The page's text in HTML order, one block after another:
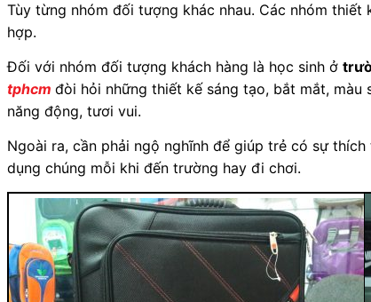
Tùy từng nhóm đối tượng khác nhau. Các nhóm
hợp.
Đối với nhóm đối tượng khách hàng là học sinh ở
tphcm đòi hỏi những thiết kế sáng tạo, bắt mắt,
năng động, tươi vui.
Ngoài ra, cần phải ngộ nghĩnh để giúp trẻ có sự
dụng chúng mỗi khi đến trường hay đi chơi.